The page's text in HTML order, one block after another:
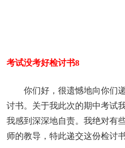
考试没考好检讨书8
你们好，很遗憾地向你们递
讨书。关于我此次的期中考试
我感到深深地自责。我绝对有
师的教导，特此递交这份检讨